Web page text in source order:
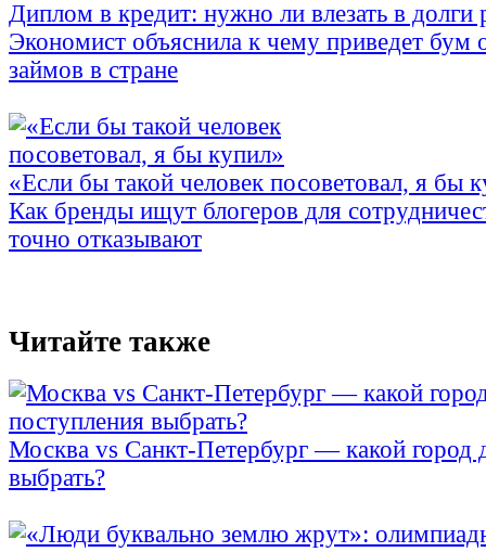
Диплом в кредит: нужно ли влезать в
Экономист объяснила к чему приведет бум
займов в стране
«Если бы такой человек посоветовал, я бы
Как бренды ищут блогеров для
точно отказывают
Читайте также
Москва vs Санкт-Петербург — какой город
выбрать?